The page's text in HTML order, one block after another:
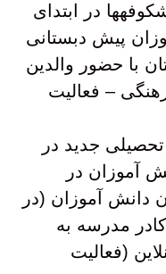
در ابتدای
پیش دبستانی
با حضور والدین
– فعالیت
جدید در
آموزان در
دانش آموزان (در
مدرسه به
(فعالیت